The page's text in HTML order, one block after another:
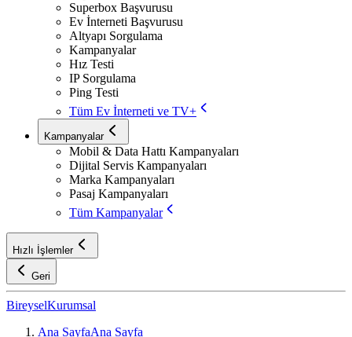
Superbox Başvurusu
Ev İnterneti Başvurusu
Altyapı Sorgulama
Kampanyalar
Hız Testi
IP Sorgulama
Ping Testi
Tüm Ev İnterneti ve TV+
Kampanyalar
Mobil & Data Hattı Kampanyaları
Dijital Servis Kampanyaları
Marka Kampanyaları
Pasaj Kampanyaları
Tüm Kampanyalar
Hızlı İşlemler
Geri
BireyselKurumsal
Ana SayfaAna Sayfa